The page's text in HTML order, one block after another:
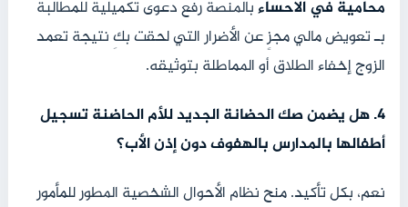
محامية في الاحساءبالمنصة رفع دعوى تكميلية للمطالبة
بـ تعويض مالي مجزٍ عن الأضرار التي لحقت بكِ نتيجة تعمد
الزوج إخفاء الطلاق أو المماطلة بتوثيقه.
4. هل يضمن صك الحضانة الجديد للأم الحاضنة تسجيل
أطفالها بالمدارس بالهفوف دون إذن الأب؟
نعم، بكل تأكيد. منح نظام الأحوال الشخصية المطور للمأمور